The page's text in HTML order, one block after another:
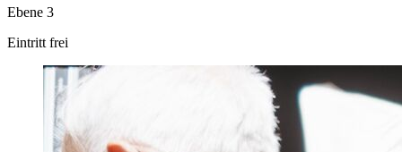
Ebene 3
Eintritt frei